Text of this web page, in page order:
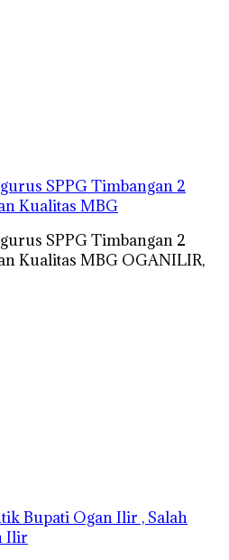
SPPG Timbangan 2
Kualitas MBG
SPPG Timbangan 2
Kualitas MBG OGANILIR,
Bupati Ogan Ilir , Salah
Ilir